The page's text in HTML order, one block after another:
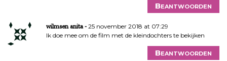
Beantwoorden
wilmsen anita
25 november 2018 at 07:29
Ik doe mee om de film met de kleindochters te bekijken
Beantwoorden